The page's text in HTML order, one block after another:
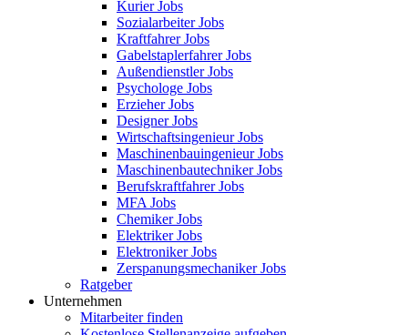
Kurier Jobs
Sozialarbeiter Jobs
Kraftfahrer Jobs
Gabelstaplerfahrer Jobs
Außendienstler Jobs
Psychologe Jobs
Erzieher Jobs
Designer Jobs
Wirtschaftsingenieur Jobs
Maschinenbauingenieur Jobs
Maschinenbautechniker Jobs
Berufskraftfahrer Jobs
MFA Jobs
Chemiker Jobs
Elektriker Jobs
Elektroniker Jobs
Zerspanungsmechaniker Jobs
Ratgeber
Unternehmen
Mitarbeiter finden